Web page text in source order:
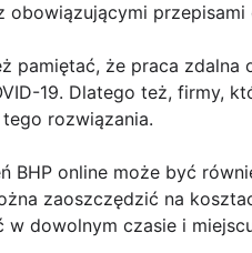
obowiązującymi
pamiętać, że praca zdalna
19. Dlatego też, firmy,
rozwiązania.
BHP online może być
zaoszczędzić na
w dowolnym czasie i